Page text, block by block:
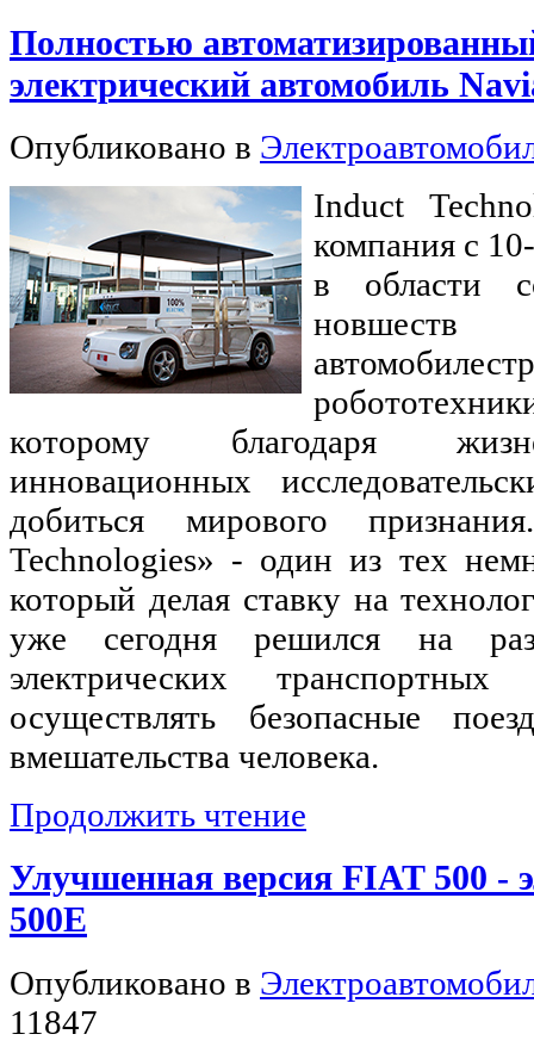
Полностью
электрический автомобиль
Опубликовано в
Induct
компания с
в области
которому благодаря
инновационных
добиться мирового
Technologies» - один из тех
который делая ставку на
уже сегодня решился на
электрических
осуществлять безопасные
вмешательства человека.
Продолжить чтение
Улучшенная версия FIAT 500 -
500E
Опубликовано в
11847